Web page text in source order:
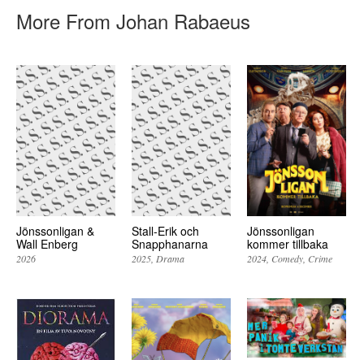
More From Johan Rabaeus
Jönssonligan &
Wall Enberg
2026
Stall-Erik och
Snapphanarna
2025 Drama
Jönssonligan
kommer tillbaka
2024 Comedy Crime